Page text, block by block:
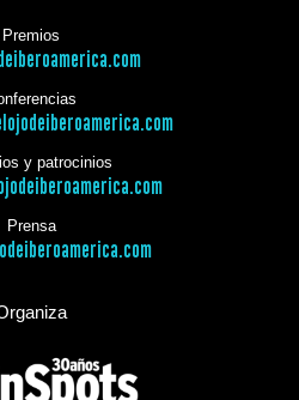
Premios
y patrocinios
Prensa